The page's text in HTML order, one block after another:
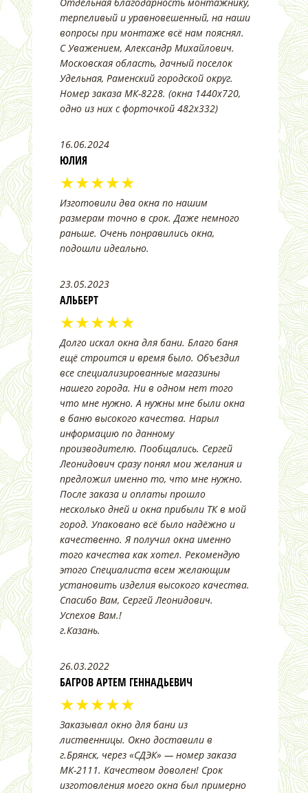
Отдельная благодарность монтажнику,
терпеливый и уравновешенный, на наши
вопросы при монтаже всё нам пояснял.
С Уважением, Александр Михайлович.
Московская область, дачный поселок
Удельная, Раменский городской округ.
Номер заказа МК-8228. (окна 1440х720,
одно из них с форточкой 482х332)
16.06.2024
ЮЛИЯ
★★★★★
Изготовили два окна по нашим
размерам точно в срок. Даже немного
раньше. Очень понравились окна,
подошли идеально.
23.05.2023
АЛЬБЕРТ
★★★★★
Долго искал окна для бани. Благо баня
ещё строится и время было. Объездил
все специализированные магазины
нашего города. Ни в одном нет того
что мне нужно. А нужны мне были окна
в баню высокого качества. Нарыл
информацию по данному
производителю. Пообщались. Сергей
Леонидович сразу понял мои желания и
предложил именно то, что мне нужно.
После заказа и оплаты прошло
несколько дней и окна прибыли ТК в мой
город. Упаковано всё было надёжно и
качественно. Я получил окна именно
того качества как хотел. Рекомендую
этого Специалиста всем желающим
установить изделия высокого качества.
Спасибо Вам, Сергей Леонидович.
Успехов Вам.!
г.Казань.
26.03.2022
БАГРОВ АРТЕМ ГЕННАДЬЕВИЧ
★★★★★
Заказывал окно для бани из
лиственницы. Окно доставили в
г.Брянск, через «СДЭК» — номер заказа
МК-2111. Качеством доволен! Срок
изготовления моего окна был примерно